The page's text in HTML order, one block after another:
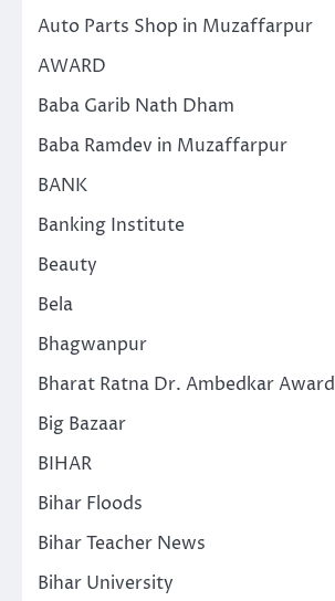
Auto Parts Shop in Muzaffarpur
AWARD
Baba Garib Nath Dham
Baba Ramdev in Muzaffarpur
BANK
Banking Institute
Beauty
Bela
Bhagwanpur
Bharat Ratna Dr. Ambedkar Award
Big Bazaar
BIHAR
Bihar Floods
Bihar Teacher News
Bihar University